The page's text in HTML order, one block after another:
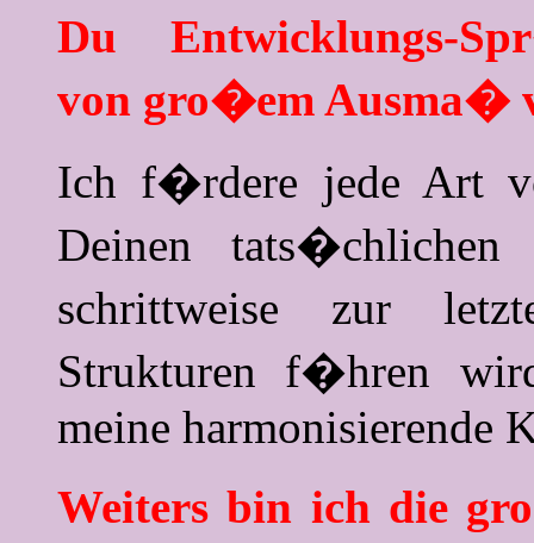
Du Entwicklungs-
von gro�em Ausma�
Ich f�rdere jede Art
Deinen
schrittweise zur
Strukturen f�hren
meine harmonisierende
Weiters bin ich die